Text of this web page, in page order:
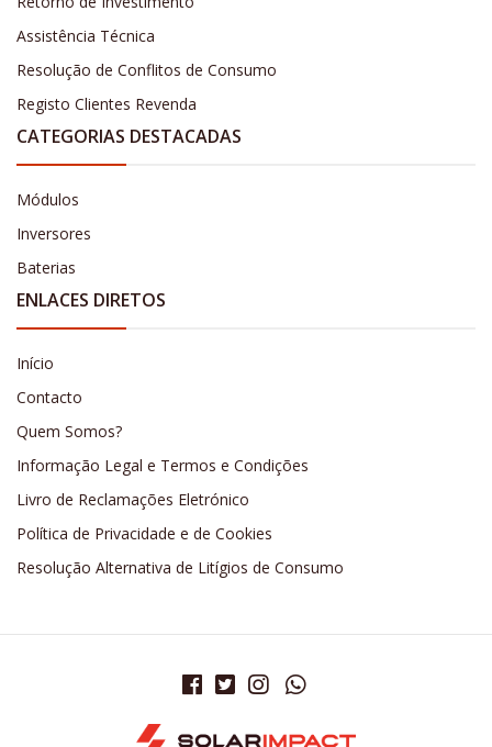
Assistência Técnica
Resolução de Conflitos de Consumo
Registo Clientes Revenda
CATEGORIAS DESTACADAS
Módulos
Inversores
Baterias
ENLACES DIRETOS
Início
Contacto
Quem Somos?
Informação Legal e Termos e Condições
Livro de Reclamações Eletrónico
Política de Privacidade e de Cookies
Resolução Alternativa de Litígios de Consumo